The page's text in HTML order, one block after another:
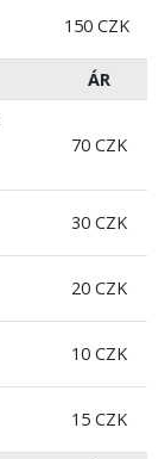
150 CZK
ÁR
70 CZK
30 CZK
20 CZK
10 CZK
15 CZK